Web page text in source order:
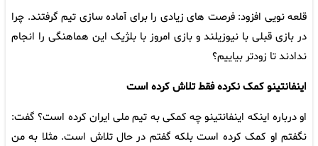
قلعه نویی افزود: فرصت های زیادی را برای آماده سازی تیم گرفتند. چرا
در بازی قبلی با نیوزیلند و بازی امروز با بلژیک این هماهنگی را انجام
ندادند تا زودتر بیاییم؟
اینفانتینو کمک نکرده فقط تلاش کرده است
او درباره اینکه اینفانتینو چه کمکی به تیم ملی ایران کرده است؟ گفت:
نگفتم او کمک کرده است بلکه گفتم در حال تلاش است. مثلا به من